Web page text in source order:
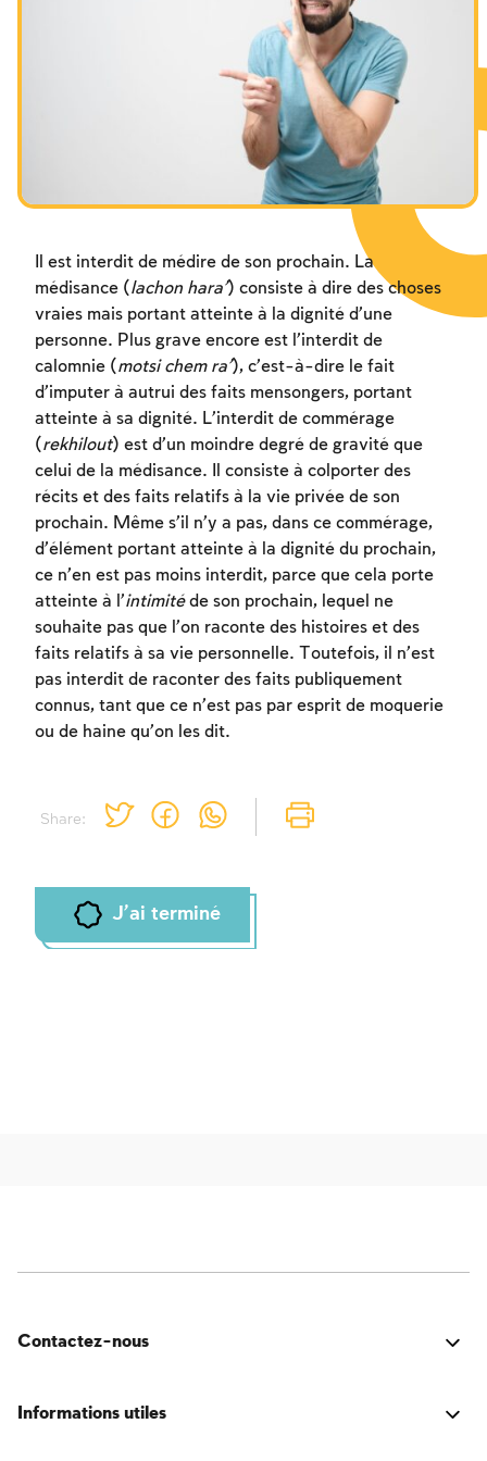
Les jeûnes liés à la destruction du Temple
Share:
Il est interdit de médire de son prochain. La
médisance (lachon hara’) consiste à dire des choses
vraies mais portant atteinte à la dignité d’une
personne. Plus grave encore est l’interdit de
calomnie (motsi chem ra’), c’est-à-dire le fait
d’imputer à autrui des faits mensongers, portant
atteinte à sa dignité. L’interdit de commérage
(rekhilout) est d’un moindre degré de gravité que
celui de la médisance. Il consiste à colporter des
récits et des faits relatifs à la vie privée de son
prochain. Même s’il n’y a pas, dans ce commérage,
d’élément portant atteinte à la dignité du prochain,
ce n’en est pas moins interdit, parce que cela porte
atteinte à l’intimitéde son prochain, lequel ne
souhaite pas que l’on raconte des histoires et des
faits relatifs à sa vie personnelle. Toutefois, il n’est
pas interdit de raconter des faits publiquement
connus, tant que ce n’est pas par esprit de moquerie
ou de haine qu’on les dit.
J'ai terminé
Inscription requise
Afin d'enregistrer ce que vous avez étudié,
vous devez vous connectez ou vous
inscrire.
Contactez-nous
avez une idée d'amélioration ? Nous serions ravis de
Informations utiles